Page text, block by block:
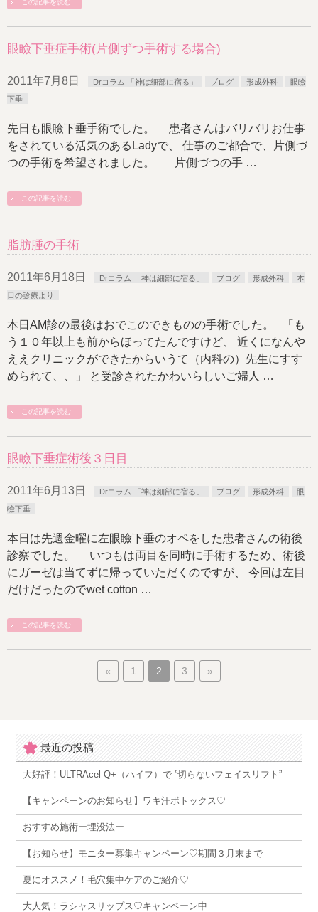
この記事を読む
眼瞼下垂症手術(片側ずつ手術する場合)
2011年7月8日 Drコラム 「神は細部に宿る」 ブログ 形成外科
眼瞼
下垂
先日も眼瞼下垂手術でした。 患者さんはバリバリお仕事
をされている活気のあるLadyで、 仕事のご都合で、片側づ
つの手術を希望されました。 片側づつの手 …
この記事を読む
脂肪腫の手術
2011年6月18日 Drコラム 「神は細部に宿る」 ブログ 形成外科
本
日の診療より
本日AM診の最後はおでこのできものの手術でした。 「も
う１０年以上も前からほってたんですけど、 近くになんや
ええクリニックができたからいうて（内科の）先生にすす
められて、、」 と受診されたかわいらしいご婦人 …
この記事を読む
眼瞼下垂症術後３日目
2011年6月13日 Drコラム 「神は細部に宿る」 ブログ 形成外科
眼
瞼下垂
本日は先週金曜に左眼瞼下垂のオペをした患者さんの術後
診察でした。 いつもは両目を同時に手術するため、術後
にガーゼは当てずに帰っていただくのですが、 今回は左目
だけだったのでwet cotton …
この記事を読む
« 1 2 3 »
最近の投稿
大好評！ULTRAcel Q+（ハイフ）で ”切らないフェイスリフト”
【キャンペーンのお知らせ】ワキ汗ボトックス♡
おすすめ施術ー埋没法ー
【お知らせ】モニター募集キャンペーン♡期間３月末まで
夏にオススメ！毛穴集中ケアのご紹介♡
大人気！ラシャスリップス♡キャンペーン中